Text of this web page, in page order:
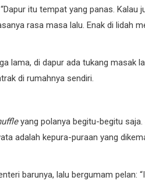
itu tempat yang panas. Kalau
rasa masa lalu. Enak di lidah
lama, di dapur ada tukang masak
di rumahnya sendiri.
yang polanya begitu-begitu
adalah kepura-puraan yang
barunya, lalu bergumam pelan: